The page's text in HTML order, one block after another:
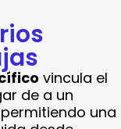
vincula el
de a un
una